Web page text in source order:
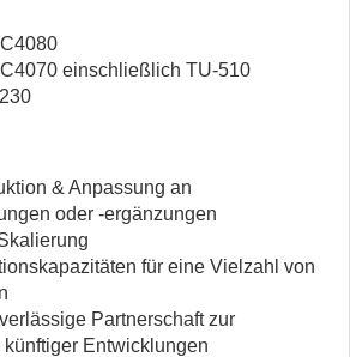
einschließlich TU-510
& Anpassung an
oder -ergänzungen
für eine Vielzahl von
Partnerschaft zur
künftiger Entwicklungen